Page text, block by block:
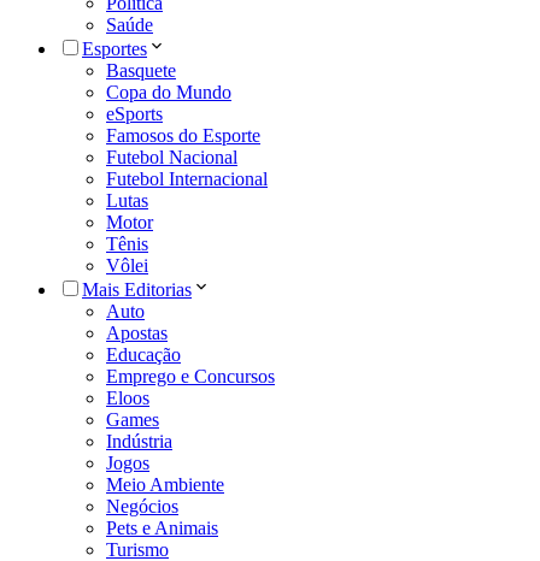
Saúde
Esportes
Basquete
Copa do Mundo
eSports
Famosos do Esporte
Futebol Nacional
Futebol Internacional
Lutas
Motor
Tênis
Vôlei
Mais Editorias
Auto
Apostas
Educação
Emprego e Concursos
Eloos
Games
Indústria
Jogos
Meio Ambiente
Negócios
Pets e Animais
Turismo